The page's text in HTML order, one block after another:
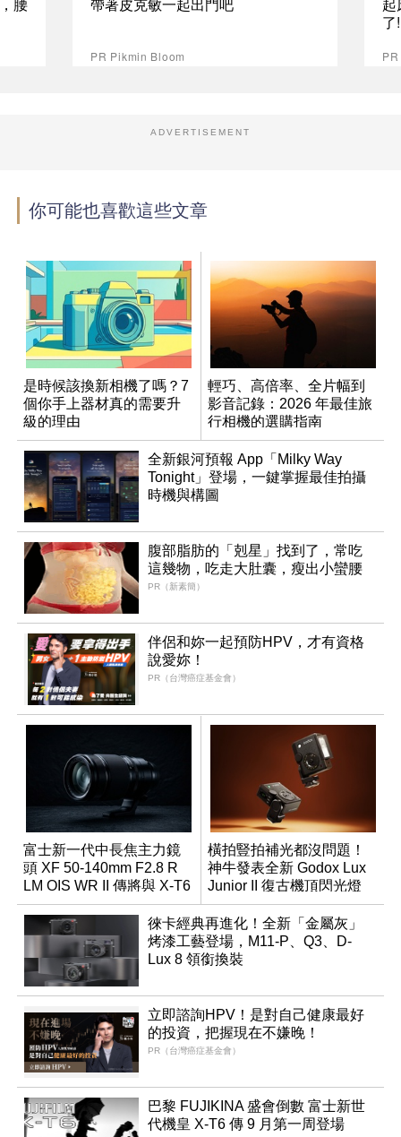
腰 帶著皮克敏一起出門吧
PR Pikmin Bloom
起
了
ADVERTISEMENT
你可能也喜歡這些文章
是時候該換新相機了嗎？7
個你手上器材真的需要升
級的理由
輕巧、高倍率、全片幅到
影音記錄：2026 年最佳旅
行相機的選購指南
全新銀河預報 App「Milky Way
Tonight」登場，一鍵掌握最佳拍攝
時機與構圖
腹部脂肪的「剋星」找到了，常吃
這幾物，吃走大肚囊，瘦出小蠻腰
PR（新素簡）
伴侶和妳一起預防HPV，才有資格
說愛妳！
PR（台灣癌症基金會）
富士新一代中長焦主力鏡
頭 XF 50-140mm F2.8 R
LM OIS WR II 傳將與 X-T6
同步亮相
橫拍豎拍補光都沒問題！
神牛發表全新 Godox Lux
Junior II 復古機頂閃光燈
徠卡經典再進化！全新「金屬灰」
烤漆工藝登場，M11-P、Q3、D-
Lux 8 領銜換裝
立即諮詢HPV！是對自己健康最好
的投資，把握現在不嫌晚！
PR（台灣癌症基金會）
巴黎 FUJIKINA 盛會倒數 富士新世
代機皇 X-T6 傳 9 月第一周登場